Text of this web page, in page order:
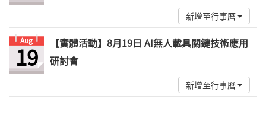
新增至行事曆
Aug
19
【實體活動】8月19日 AI無人載具關鍵技術應用
研討會
新增至行事曆